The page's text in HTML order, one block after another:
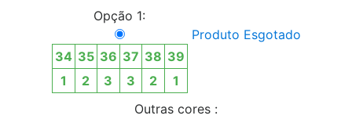
Opção 1:
34 35 36 37 38 39
1
2 3 3 2 1
Produto Esgotado
Outras cores :